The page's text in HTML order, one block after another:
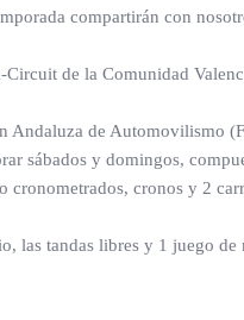
compartirán con
de la Comunidad
Andaluza de Automovilismo
sábados y domingos,
cronometrados, cronos y 2
las tandas libres y 1 juego de